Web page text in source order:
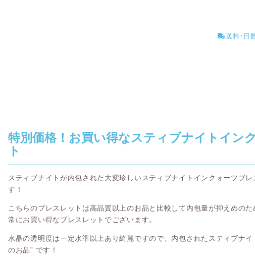
送料･日
特別価格！お買い得なスティブナイトイン
ト
スティブナイトが内包された大変珍しいスティブナイトインクォーツブ
す！
こちらのブレスレットは高品質以上のお品と比較して内包量が抑えめの
常にお買い得なブレスレットでございます。
水晶の透明度は一定水準以上あり綺麗ですので、内包されたスティブナ
のお品” です！